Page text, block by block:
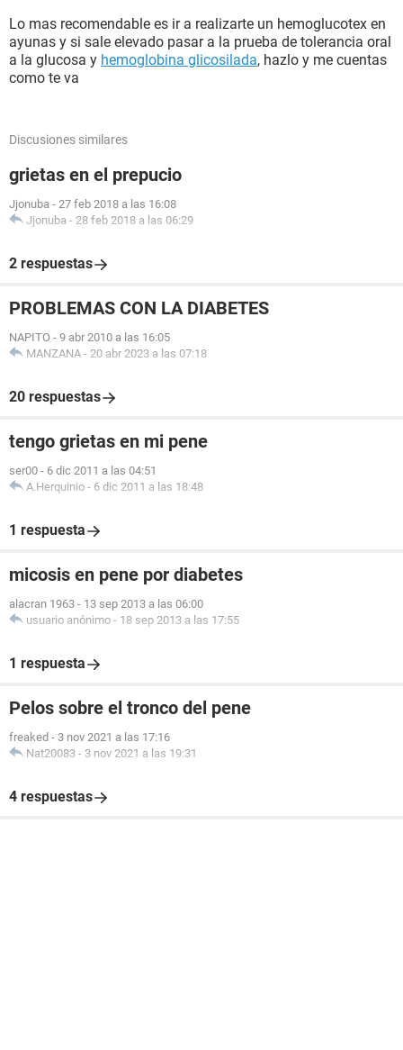
Lo mas recomendable es ir a realizarte un hemoglucotex en
ayunas y si sale elevado pasar a la prueba de tolerancia oral
a la glucosa y hemoglobina glicosilada, hazlo y me cuentas
como te va
Discusiones similares
grietas en el prepucio
Jjonuba - 27 feb 2018 a las 16:08
Jjonuba - 28 feb 2018 a las 06:29
2 respuestas
PROBLEMAS CON LA DIABETES
NAPITO - 9 abr 2010 a las 16:05
MANZANA - 20 abr 2023 a las 07:18
20 respuestas
tengo grietas en mi pene
ser00 - 6 dic 2011 a las 04:51
A.Herquinio - 6 dic 2011 a las 18:48
1 respuesta
micosis en pene por diabetes
alacran 1963 - 13 sep 2013 a las 06:00
usuario anónimo - 18 sep 2013 a las 17:55
1 respuesta
Pelos sobre el tronco del pene
freaked - 3 nov 2021 a las 17:16
Nat20083 - 3 nov 2021 a las 19:31
4 respuestas